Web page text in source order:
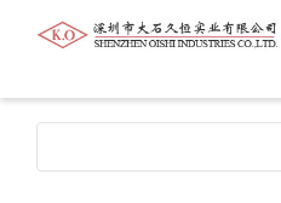
帮我查找新的衬衫
默认